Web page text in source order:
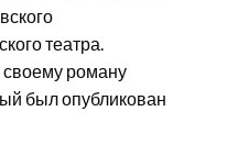
театра.
роману
был опубликован